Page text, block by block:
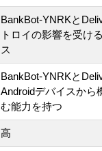
BankBot-YNRKと
トロイの影響を受け
ス
BankBot-YNRKと
Androidデバイスから
む能力を持つ
高